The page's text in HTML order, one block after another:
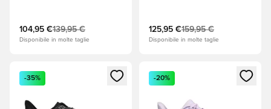
104,95 €139,95 €
Disponibile in molte taglie
125,95 €159,95 €
Disponibile in molte taglie
Apre una finestra modale per accedere o registrarsi come
-35%
Apre una finestra modale
-20%